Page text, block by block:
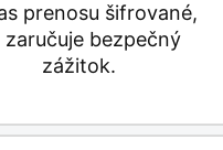
prenosu šifrované,
zaručuje bezpečný
zážitok.